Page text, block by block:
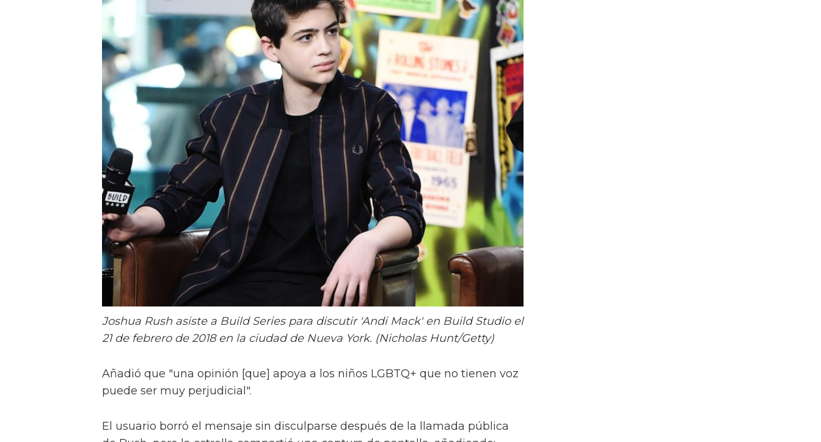
Joshua Rush asiste a Build Series para discutir 'Andi Mack' en Build Studio el
21 de febrero de 2018 en la ciudad de Nueva York. (Nicholas Hunt/Getty)
Añadió que "una opinión [que] apoya a los niños LGBTQ+ que no tienen voz
puede ser muy perjudicial".
El usuario borró el mensaje sin disculparse después de la llamada pública